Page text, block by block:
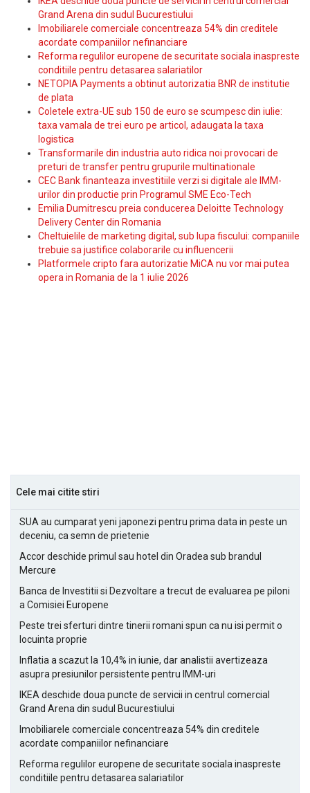
Grand Arena din sudul Bucurestiului
Imobiliarele comerciale concentreaza 54% din creditele
acordate companiilor nefinanciare
Reforma regulilor europene de securitate sociala inaspreste
conditiile pentru detasarea salariatilor
NETOPIA Payments a obtinut autorizatia BNR de institutie
de plata
Coletele extra-UE sub 150 de euro se scumpesc din iulie:
taxa vamala de trei euro pe articol, adaugata la taxa
logistica
Transformarile din industria auto ridica noi provocari de
preturi de transfer pentru grupurile multinationale
CEC Bank finanteaza investitiile verzi si digitale ale IMM-
urilor din productie prin Programul SME Eco-Tech
Emilia Dumitrescu preia conducerea Deloitte Technology
Delivery Center din Romania
Cheltuielile de marketing digital, sub lupa fiscului: companiile
trebuie sa justifice colaborarile cu influencerii
Platformele cripto fara autorizatie MiCA nu vor mai putea
opera in Romania de la 1 iulie 2026
Cele mai citite stiri
SUA au cumparat yeni japonezi pentru prima data in peste un
deceniu, ca semn de prietenie
Accor deschide primul sau hotel din Oradea sub brandul
Mercure
Banca de Investitii si Dezvoltare a trecut de evaluarea pe piloni
a Comisiei Europene
Peste trei sferturi dintre tinerii romani spun ca nu isi permit o
locuinta proprie
Inflatia a scazut la 10,4% in iunie, dar analistii avertizeaza
asupra presiunilor persistente pentru IMM-uri
IKEA deschide doua puncte de servicii in centrul comercial
Grand Arena din sudul Bucurestiului
Imobiliarele comerciale concentreaza 54% din creditele
acordate companiilor nefinanciare
Reforma regulilor europene de securitate sociala inaspreste
conditiile pentru detasarea salariatilor